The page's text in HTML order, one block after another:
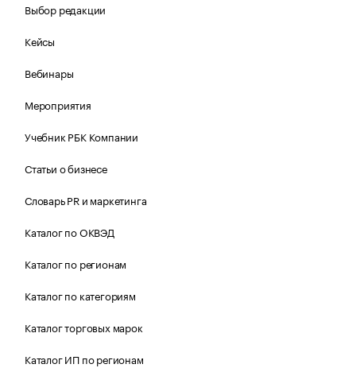
Выбор редакции
Кейсы
Вебинары
Мероприятия
Учебник РБК Компании
Статьи о бизнесе
Словарь PR и маркетинга
Каталог по ОКВЭД
Каталог по регионам
Каталог по категориям
Каталог торговых марок
Каталог ИП по регионам